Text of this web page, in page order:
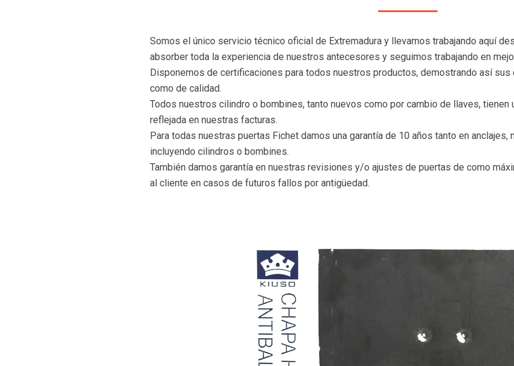
Somos el único servicio técnico oficial de Extremadura y llevamos trabajando aquí­
absorber toda la experiencia de nuestros antecesores y seguimos trabajando en
Disponemos de certificaciones para todos nuestros productos, demostrando así­
como de calidad.
Todos nuestros cilindro o bombines, tanto nuevos como por cambio de llaves, tienen
reflejada en nuestras facturas.
Para todas nuestras puertas Fichet damos una garantía de 10 años tanto en
incluyendo cilindros o bombines.
También damos garantía en nuestras revisiones y/o ajustes de puertas de como
al cliente en casos de futuros fallos por antigüedad.